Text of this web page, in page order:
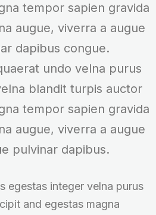
tempor sapien gravida
augue, viverra a augue
dapibus congue.
undo velna purus
blandit turpis auctor
tempor sapien gravida
augue, viverra a augue
pulvinar dapibus.
egestas integer velna purus
and egestas magna